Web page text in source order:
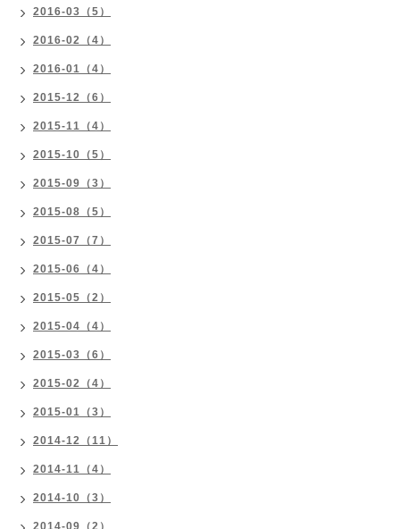
2016-03（5）
2016-02（4）
2016-01（4）
2015-12（6）
2015-11（4）
2015-10（5）
2015-09（3）
2015-08（5）
2015-07（7）
2015-06（4）
2015-05（2）
2015-04（4）
2015-03（6）
2015-02（4）
2015-01（3）
2014-12（11）
2014-11（4）
2014-10（3）
2014-09（2）